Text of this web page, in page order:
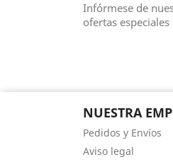
Infórmese de
ofertas especiales
NUESTRA
Pedidos y Envíos
Aviso legal